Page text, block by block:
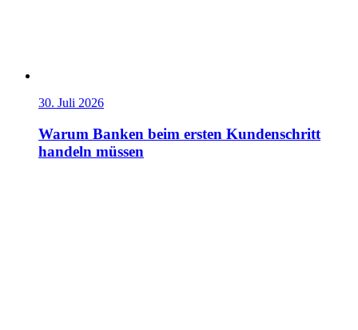
30. Juli 2026
Warum Banken beim ersten Kundenschritt
handeln müssen